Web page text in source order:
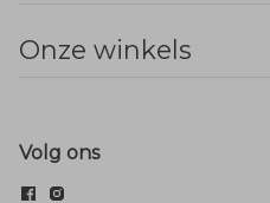
Onze winkels
Volg ons